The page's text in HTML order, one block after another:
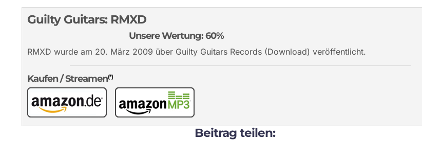
Guilty Guitars: RMXD
Unsere Wertung: 60%
RMXD wurde am 20. März 2009 über Guilty Guitars Records (Download) veröffentlicht.
Kaufen / Streamen(*)
Beitrag teilen: